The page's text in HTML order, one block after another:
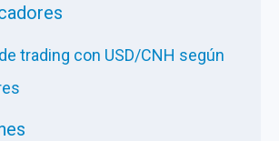
trading con USD/CNH según